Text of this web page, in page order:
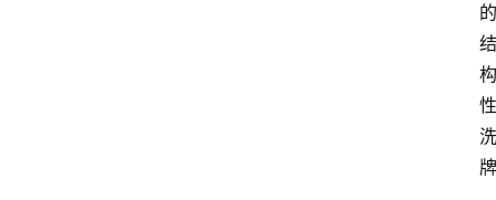
的
结
构
性
洗
牌